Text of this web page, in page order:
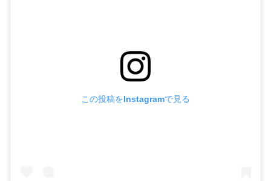
この投稿をInstagramで見る